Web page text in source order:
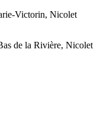
Victorin, Nicolet
de la Rivière, Nicolet